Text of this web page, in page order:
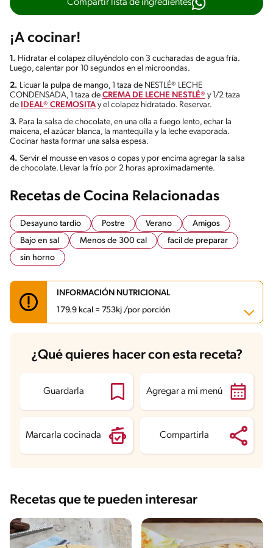
Compartir lista de ingredientes
¡A cocinar!
1. Hidratar el colapez diluyéndolo con 3 cucharadas de agua fría.
Luego, calentar por 10 segundos en el microondas.
2. Licuar la pulpa de mango, 1 taza de NESTLÉ® LECHE
CONDENSADA, 1 taza de CREMA DE LECHE NESTLÉ® y 1/2 taza
de IDEAL® CREMOSITAy el colapez hidratado. Reservar.
3. Para la salsa de chocolate, en una olla a fuego lento, echar la
maicena, el azúcar blanca, la mantequilla y la leche evaporada.
Cocinar hasta formar una salsa espesa.
4. Servir el mousse en vasos o copas y por encima agregar la salsa
de chocolate. Llevar la frío por 2 horas aproximadamente.
Recetas de Cocina Relacionadas
Desayuno tardío Postre Verano
Amigos
Bajo en sal
Menos de 300 cal
facil de preparar
sin horno
INFORMACIÓN NUTRICIONAL
179.9 kcal = 753kj /por porción
Carbohidratos
27.3 g
Energía 179.9 kcal
Proteína
Grasas saturadas 4.2 g
Sodio 44.9 mg
¿Qué quieres hacer con esta receta?
Guardarla Agregar a mi menú
Marcarla cocinada Compartirla
Recetas que te pueden interesar